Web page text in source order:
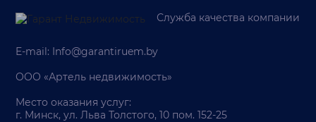
Служба качества компании
E-mail: Info@garantiruem.by
ООО «Артель недвижимость»
Место оказания услуг:
г. Минск, ул. Льва Толстого, 10 пом. 152-25